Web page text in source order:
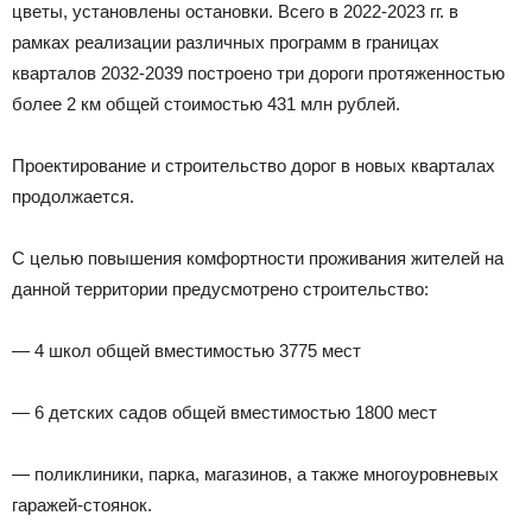
цветы, установлены остановки. Всего в 2022-2023 гг. в
рамках реализации различных программ в границах
кварталов 2032-2039 построено три дороги протяженностью
более 2 км общей стоимостью 431 млн рублей.
Проектирование и строительство дорог в новых кварталах
продолжается.
С целью повышения комфортности проживания жителей на
данной территории предусмотрено строительство:
— 4 школ общей вместимостью 3775 мест
— 6 детских садов общей вместимостью 1800 мест
— поликлиники, парка, магазинов, а также многоуровневых
гаражей-стоянок.